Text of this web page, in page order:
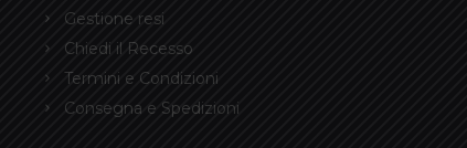
Gestione resi
Chiedi il Recesso
Termini e Condizioni
Consegna e Spedizioni